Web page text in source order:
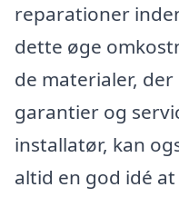
reparationer
dette øge
de materialer,
garantier og
installatør, kan
altid en god idé